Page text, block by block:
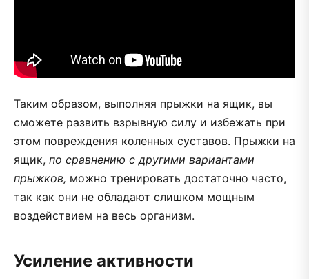
Таким образом, выполняя прыжки на ящик, вы
сможете развить взрывную силу и избежать при
этом повреждения коленных суставов. Прыжки на
ящик, по сравнению с другими вариантами
прыжков, можно тренировать достаточно часто,
так как они не обладают слишком мощным
воздействием на весь организм.
Усиление активности